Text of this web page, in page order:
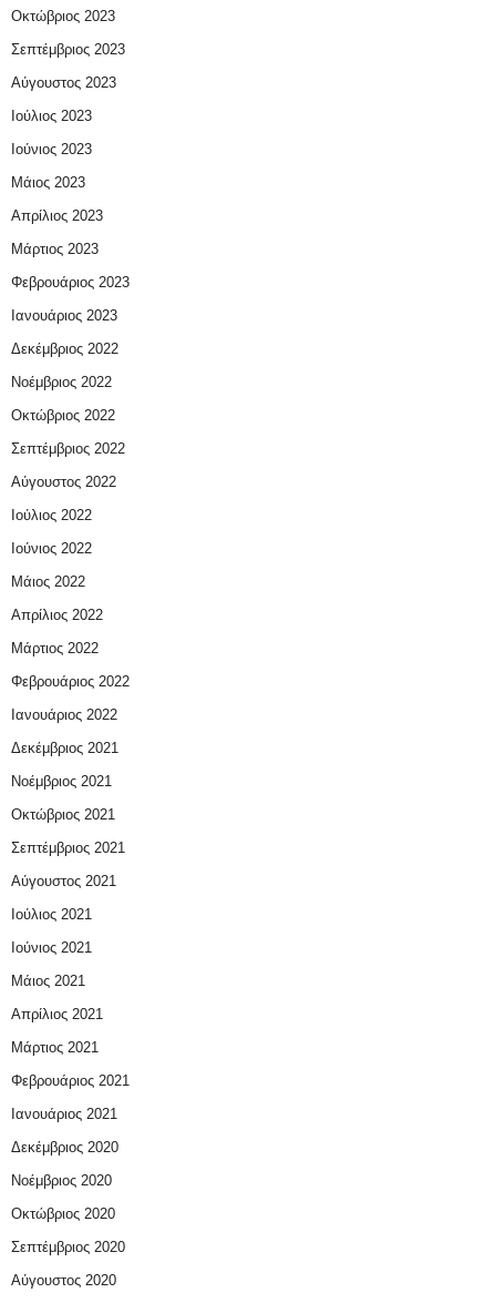
Οκτώβριος 2023
Σεπτέμβριος 2023
Αύγουστος 2023
Ιούλιος 2023
Ιούνιος 2023
Μάιος 2023
Απρίλιος 2023
Μάρτιος 2023
Φεβρουάριος 2023
Ιανουάριος 2023
Δεκέμβριος 2022
Νοέμβριος 2022
Οκτώβριος 2022
Σεπτέμβριος 2022
Αύγουστος 2022
Ιούλιος 2022
Ιούνιος 2022
Μάιος 2022
Απρίλιος 2022
Μάρτιος 2022
Φεβρουάριος 2022
Ιανουάριος 2022
Δεκέμβριος 2021
Νοέμβριος 2021
Οκτώβριος 2021
Σεπτέμβριος 2021
Αύγουστος 2021
Ιούλιος 2021
Ιούνιος 2021
Μάιος 2021
Απρίλιος 2021
Μάρτιος 2021
Φεβρουάριος 2021
Ιανουάριος 2021
Δεκέμβριος 2020
Νοέμβριος 2020
Οκτώβριος 2020
Σεπτέμβριος 2020
Αύγουστος 2020